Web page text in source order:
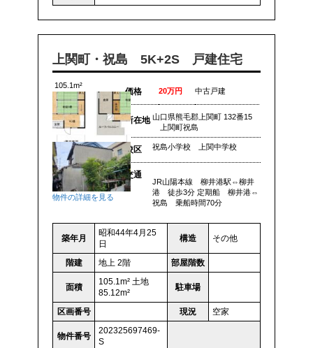
上関町・祝島 5K+2S 戸建住宅
105.1m²
物件の詳細を見る
価格 20万円 中古戸建
所在地 山口県熊毛郡上関町 132番15
上関町祝島
校区 祝島小学校 上関中学校
交通
JR山陽本線 柳井港駅⇔柳井
港 徒歩3分 定期船 柳井港⇔
祝島 乗船時間70分
築年月
昭和44年4月25
日
構造 その他
階建 地上 2階 部屋階数
面積
105.1m² 土地
85.12m²
駐車場
区画番号 現況 空家
物件番号
202325697469-
S